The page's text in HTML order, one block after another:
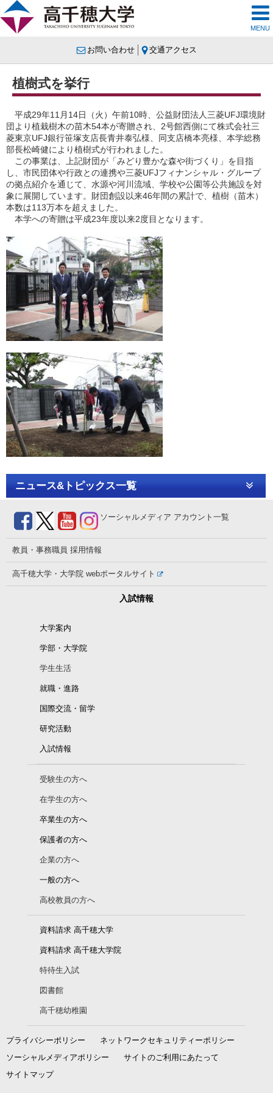
MENU
お問い合わせ 交通アクセス
ニュース&トピックス一覧
植樹式を挙行
平成29年11月14日（火）午前10時、公益財団法人三菱UFJ環境財
団より植栽樹木の苗木54本が寄贈され、2号館西側にて株式会社三
菱東京UFJ銀行笹塚支店長青井泰弘様、同支店橋本亮様、本学総務
部長松崎健により植樹式が行われました。
この事業は、上記財団が「みどり豊かな森や街づくり」を目指
し、市民団体や行政との連携や三菱UFJフィナンシャル・グループ
の拠点紹介を通じて、水源や河川流域、学校や公園等公共施設を対
象に展開しています。財団創設以来46年間の累計で、植樹（苗木）
本数は113万本を超えました。
本学への寄贈は平成23年度以来2度目となります。
ソーシャルメディア アカウント一覧
教員・事務職員 採用情報
高千穂大学・大学院 webポータルサイト
入試情報
大学案内
学部・大学院
学生生活
就職・進路
国際交流・留学
研究活動
入試情報
受験生の方へ
在学生の方へ
卒業生の方へ
保護者の方へ
企業の方へ
一般の方へ
高校教員の方へ
資料請求 高千穂大学
資料請求 高千穂大学院
特待生入試
図書館
高千穂幼稚園
プライバシーポリシー
ネットワークセキュリティーポリシー
ソーシャルメディアポリシー
サイトのご利用にあたって
サイトマップ